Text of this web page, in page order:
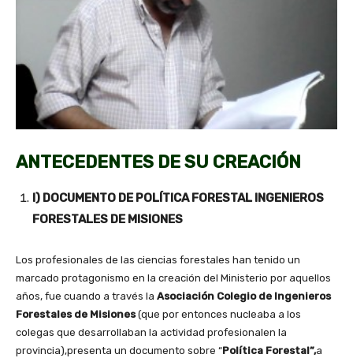
ANTECEDENTES DE SU CREACIÓN
I) DOCUMENTO DE POLÍTICA FORESTAL INGENIEROS
FORESTALES DE MISIONES
Los profesionales de las ciencias forestales han tenido un
marcado protagonismo en la creación del Ministerio por aquellos
años, fue cuando a través la Asociación Colegio de Ingenieros
Forestales de Misiones(que por entonces nucleaba a los
colegas que desarrollaban la actividad profesionalen la
provincia),presenta un documento sobre “Política Forestal”,a